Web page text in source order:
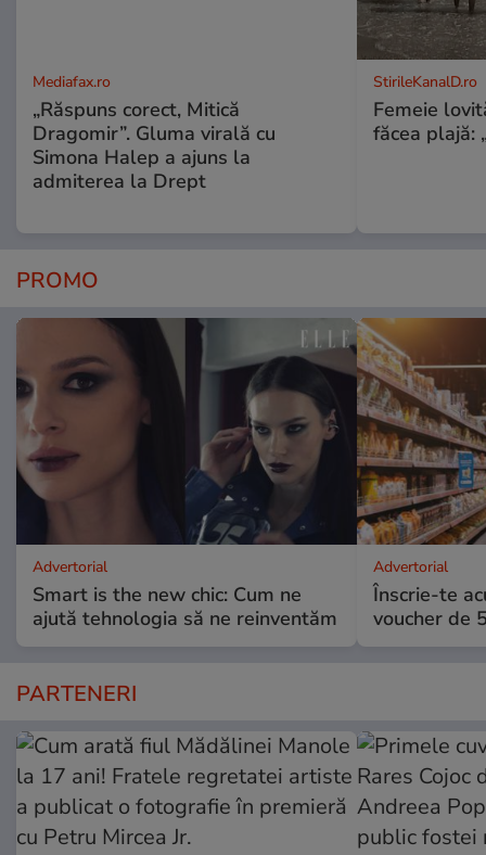
Mediafax.ro
„Răspuns corect, Mitică
Dragomir”. Gluma virală cu
Simona Halep a ajuns la
admiterea la Drept
StirileKanalD.ro
Femeie
făcea plajă:
PROMO
Advertorial
Smart is the new chic: Cum ne
ajută tehnologia să ne reinventăm
Advertorial
Înscrie-te
voucher de
PARTENERI